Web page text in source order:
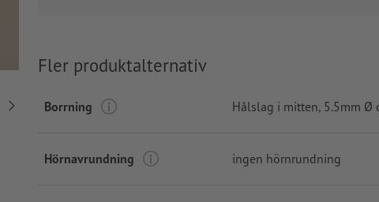
Fler produktalternativ
Borrning Hålslag i mitten, 5.5mm Ø
Hörnavrundning ingen hörnrundning